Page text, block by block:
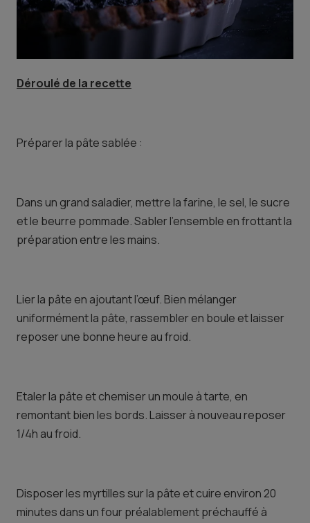
Déroulé de la recette
Préparer la pâte sablée :
Dans un grand saladier, mettre la farine, le sel, le sucre
et le beurre pommade. Sabler l’ensemble en frottant la
préparation entre les mains.
Lier la pâte en ajoutant l’œuf. Bien mélanger
uniformément la pâte, rassembler en boule et laisser
reposer une bonne heure au froid.
Etaler la pâte et chemiser un moule à tarte, en
remontant bien les bords. Laisser à nouveau reposer
1/4h au froid.
Disposer les myrtilles sur la pâte et cuire environ 20
minutes dans un four préalablement préchauffé à